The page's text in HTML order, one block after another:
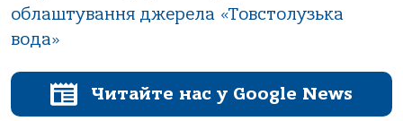
облаштування джерела «Товстолузька
вода»
Читайте нас у Google News